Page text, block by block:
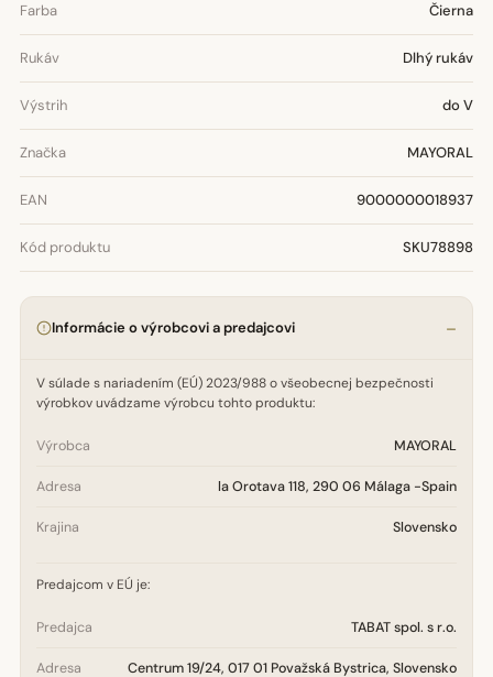
Farba Čierna
Rukáv Dlhý rukáv
Výstrih do V
Značka MAYORAL
EAN 9000000018937
Kód produktu SKU78898
Informácie o výrobcovi a predajcovi
V súlade s nariadením (EÚ) 2023/988 o všeobecnej bezpečnosti
výrobkov uvádzame výrobcu tohto produktu:
Výrobca MAYORAL
Adresa la Orotava 118, 290 06 Málaga -Spain
Krajina Slovensko
Predajcom v EÚ je:
Predajca TABAT spol. s r.o.
Adresa Centrum 19/24, 017 01 Považská Bystrica, Slovensko